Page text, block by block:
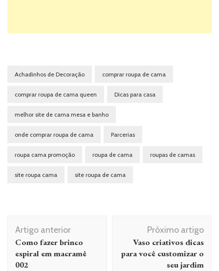
Achadinhos de Decoração comprar roupa de cama
comprar roupa de cama queen Dicas para casa
melhor site de cama mesa e banho
onde comprar roupa de cama Parcerias
roupa cama promoção roupa de cama roupas de camas
site roupa cama site roupa de cama
Navegação
de
post
Artigo anterior
Como fazer brinco
espiral em macramê
002
Próximo artigo
Vaso criativos dicas
para você customizar o
seu jardim